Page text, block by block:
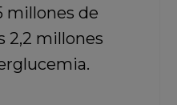
millones de
2,2 millones